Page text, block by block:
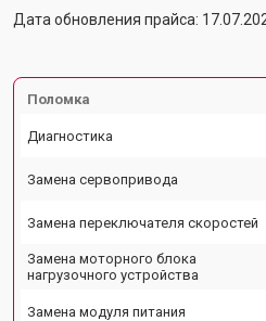
Дата обновления прайса:
Поломка
Диагностика
Замена сервопривода
Замена переключателя скоростей
Замена моторного блока
нагрузочного устройства
Замена модуля питания